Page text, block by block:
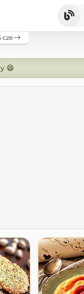
cze
😄